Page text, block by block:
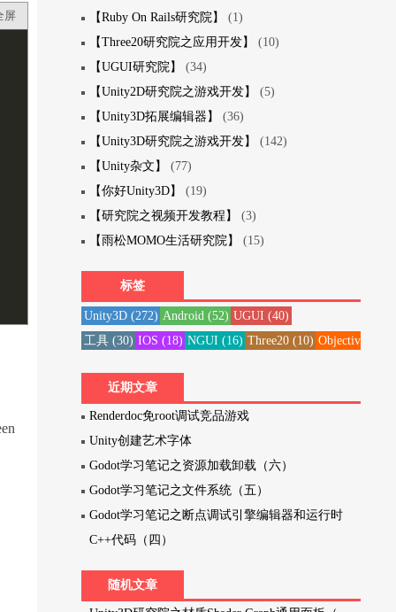
屏
【Ruby On Rails研究院】
(1)
【Three20研究院之应用开发】
(10)
【UGUI研究院】
(34)
【Unity2D研究院之游戏开发】
(5)
【Unity3D拓展编辑器】
(36)
【Unity3D研究院之游戏开发】
(142)
【Unity杂文】
(77)
【你好Unity3D】
(19)
【研究院之视频开发教程】
(3)
【雨松MOMO生活研究院】
(15)
标签
Unity3D(272) Android(52) UGUI (40)
工具(30) IOS (18) NGUI (16) Three20(10) Objective-C
近期文章
Renderdoc免root调试竞品游戏
Unity创建艺术字体
Godot学习笔记之资源加载卸载（六）
Godot学习笔记之文件系统（五）
Godot学习笔记之断点调试引擎编辑器和运行时
C++代码（四）
随机文章